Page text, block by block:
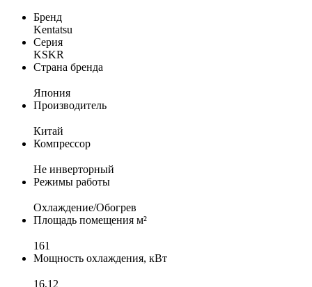
Бренд
Kentatsu
Серия
KSKR
Страна бренда
Япония
Производитель
Китай
Компрессор
Не инверторный
Режимы работы
Охлаждение/Обогрев
Площадь помещения м²
161
Мощность охлаждения, кВт
16,12